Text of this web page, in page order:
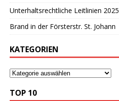
Unterhaltsrechtliche Leitlinien 2025
Brand in der Försterstr. St. Johann
KATEGORIEN
TOP 10